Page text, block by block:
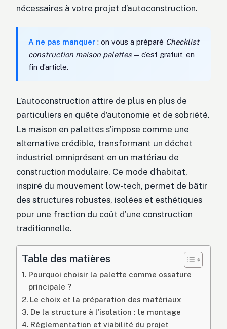
nécessaires à votre projet d’autoconstruction.
A ne pas manquer : on vous a préparé Checklist
construction maison palettes— c’est gratuit, en
fin d’article.
L’autoconstruction attire de plus en plus de
particuliers en quête d’autonomie et de sobriété.
La maison en palettes s’impose comme une
alternative crédible, transformant un déchet
industriel omniprésent en un matériau de
construction modulaire. Ce mode d’habitat,
inspiré du mouvement low-tech, permet de bâtir
des structures robustes, isolées et esthétiques
pour une fraction du coût d’une construction
traditionnelle.
Table des matières
Pourquoi choisir la palette comme ossature
principale ?
Le choix et la préparation des matériaux
De la structure à l’isolation : le montage
Réglementation et viabilité du projet